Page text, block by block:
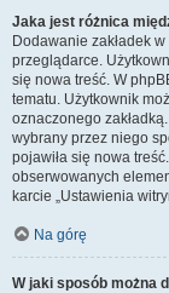
Jaka jest różnica
Dodawanie zakładek
przeglądarce.
się nowa treść. W
tematu. Użytkownik
oznaczonego
wybrany przez niego
pojawiła się nowa
obserwowanych
karcie „Ustawienia
Na górę
W jaki sposób można